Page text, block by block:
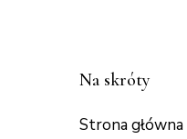
Na skróty
Strona główna